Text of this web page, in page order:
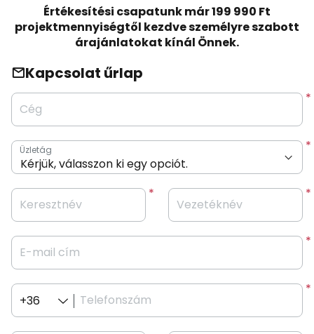
Értékesítési csapatunk már 199 990 Ft
projektmennyiségtől kezdve személyre szabott
árajánlatokat kínál Önnek.
Kapcsolat űrlap
Cég
Üzletág
Keresztnév Vezetéknév
E-mail cím
Telefonszám
+36